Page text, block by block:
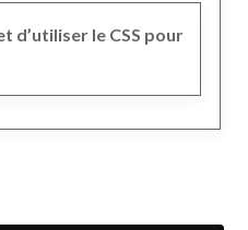
d’utiliser le CSS pour